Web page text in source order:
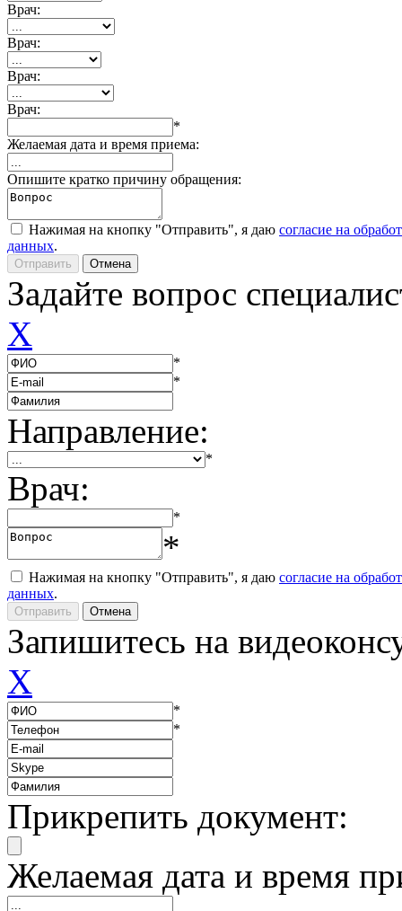
Врач:
Врач:
Врач:
Врач:
*
Желаемая дата и время приема:
Опишите кратко причину обращения:
Нажимая на кнопку "Отправить", я даю согласие на
данных.
Задайте вопрос
X
*
*
Направление:
*
Врач:
*
*
Нажимая на кнопку "Отправить", я даю согласие на
данных.
Запишитесь на
X
*
*
Прикрепить документ:
Желаемая дата и время